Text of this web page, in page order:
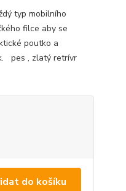
typ mobilního
filce aby se
poutko a
pes , zlatý retrívr
do košíku